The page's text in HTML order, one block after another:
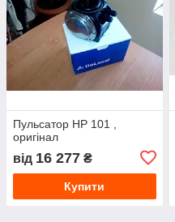
Пульсатор НР 101 ,
оригінал
від 16 277 ₴
Купити